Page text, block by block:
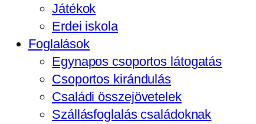
Játékok
Erdei iskola
Foglalások
Egynapos csoportos látogatás
Csoportos kirándulás
Családi összejövetelek
Szállásfoglalás családoknak